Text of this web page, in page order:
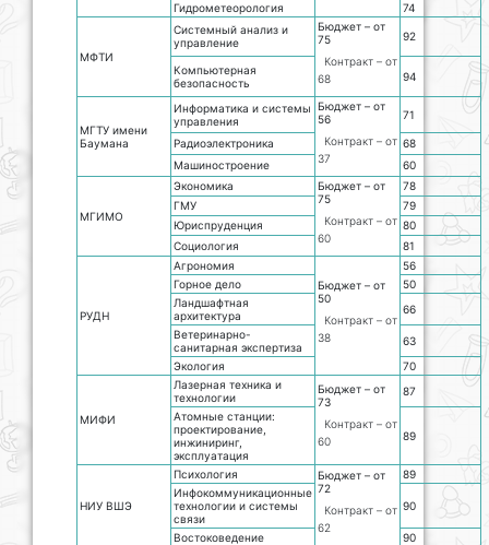
Гидрометеорология
74
МФТИ
Системный анализ и
управление
Бюджет – от
75
Контракт – от
68
92
Компьютерная
безопасность
94
МГТУ имени
Баумана
Информатика и системы
управления
Бюджет – от
56
Контракт – от
37
71
Радиоэлектроника
68
Машиностроение
60
МГИМО
Экономика
Бюджет – от
75
Контракт – от
60
78
ГМУ
79
Юриспруденция
80
Социология
81
РУДН
Агрономия
Бюджет – от
50
Контракт – от
38
56
Горное дело
50
Ландшафтная
архитектура
66
Ветеринарно-
санитарная экспертиза
63
Экология
70
МИФИ
Лазерная техника и
технологии
Бюджет – от
73
Контракт – от
60
87
Атомные станции:
проектирование,
инжиниринг,
эксплуатация
89
НИУ ВШЭ
Психология
Бюджет – от
72
Контракт – от
62
89
Инфокоммуникационные
технологии и системы
связи
90
Востоковедение 90